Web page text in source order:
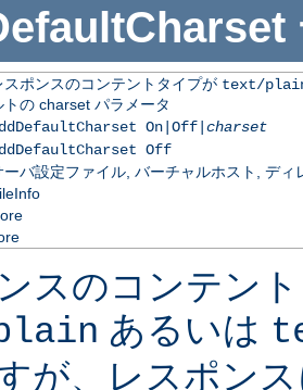
スポンスのコンテントタイプが text/
トの charset パラメータ
On|Off| charset
Off
ーバ設定ファイル, バーチャルホスト, ディ
スのコンテン
あるいは
が、レスポン